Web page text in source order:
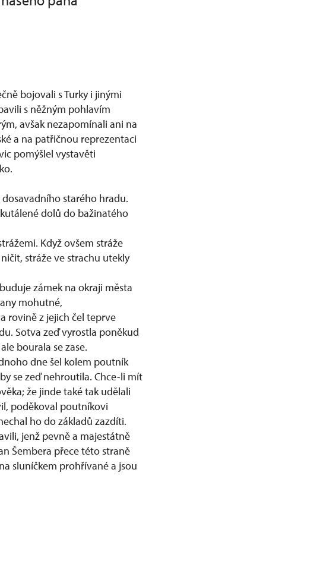
bojovali s Turky i jinými
s něžným pohlavím
avšak nezapomínali ani na
a na patřičnou reprezentaci
pomýšlel vystavěti
starého hradu.
dolů do bažinatého
Když ovšem stráže
stráže ve strachu utekly
zámek na okraji města
mohutné,
rovině z jejich čel teprve
Sotva zeď vyrostla poněkud
bourala se zase.
dne šel kolem poutník
se zeď nehroutila. Chce-li mít
že jinde také tak udělali
poděkoval poutníkovi
ho do základů zazdíti.
jenž pevně a majestátně
Šembera přece této straně
sluníčkem prohřívané a jsou